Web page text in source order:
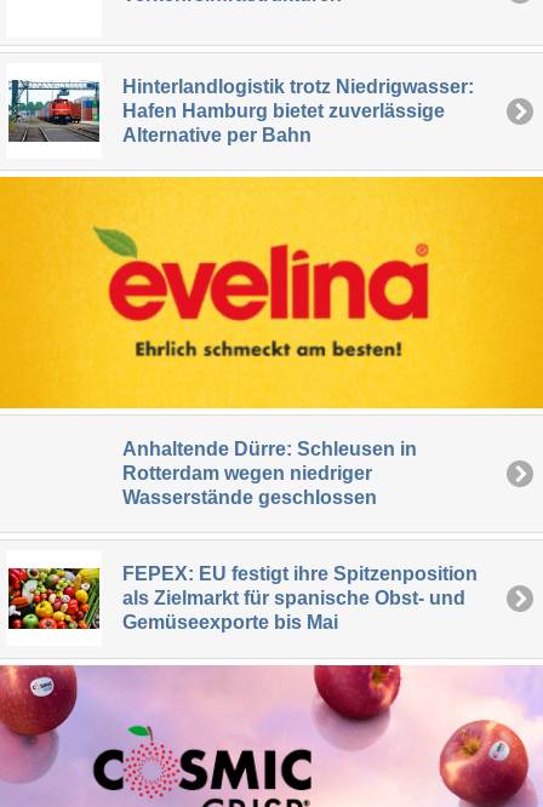
Hinterlandlogistik trotz Niedrigwasser:
Hafen Hamburg bietet zuverlässige
Alternative per Bahn
Anhaltende Dürre: Schleusen in
Rotterdam wegen niedriger
Wasserstände geschlossen
FEPEX: EU festigt ihre Spitzenposition
als Zielmarkt für spanische Obst- und
Gemüseexporte bis Mai